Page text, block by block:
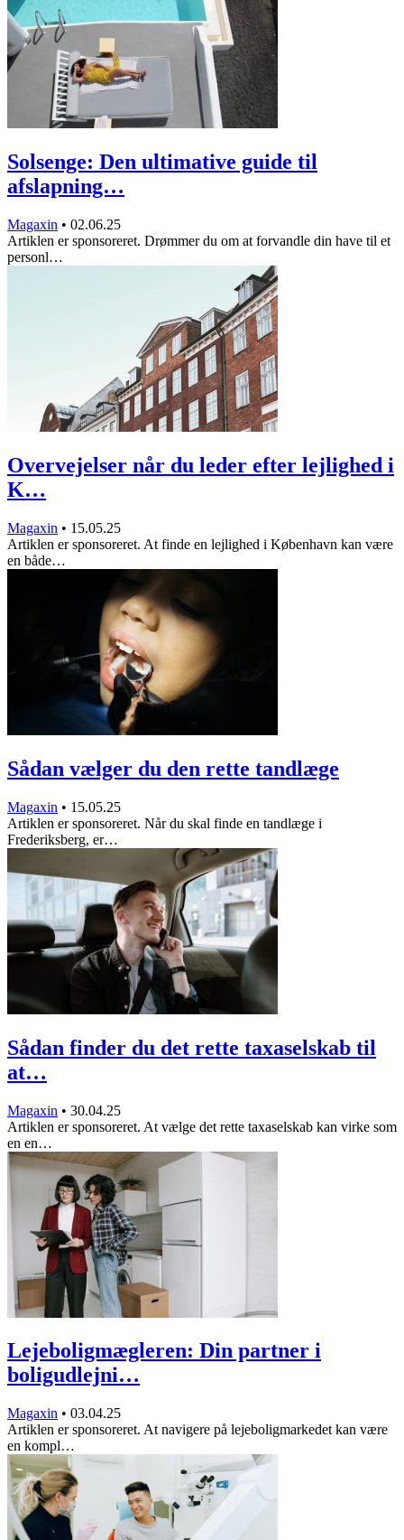
Solsenge: Den ultimative guide til
afslapning…
Magaxin • 02.06.25
Artiklen er sponsoreret. Drømmer du om at forvandle din have til et
personl…
Overvejelser når du leder efter lejlighed i
K…
Magaxin • 15.05.25
Artiklen er sponsoreret. At finde en lejlighed i København kan være
en både…
Sådan vælger du den rette tandlæge
Magaxin • 15.05.25
Artiklen er sponsoreret. Når du skal finde en tandlæge i
Frederiksberg, er…
Sådan finder du det rette taxaselskab til
at…
Magaxin • 30.04.25
Artiklen er sponsoreret. At vælge det rette taxaselskab kan virke som
en en…
Lejeboligmægleren: Din partner i
boligudlejni…
Magaxin • 03.04.25
Artiklen er sponsoreret. At navigere på lejeboligmarkedet kan være
en kompl…